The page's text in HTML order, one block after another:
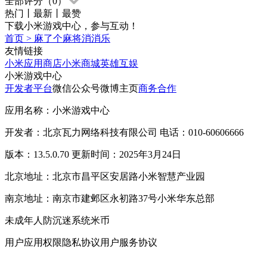
热门
最新
最赞
下载小米游戏中心，参与互动！
首页 > 麻了个麻将消消乐
友情链接
小米应用商店小米商城英雄互娱
小米游戏中心
开发者平台微信公众号微博主页商务合作
应用名称：小米游戏中心
开发者：北京瓦力网络科技有限公司 电话：010-60606666
版本：13.5.0.70 更新时间：2025年3月24日
北京地址：北京市昌平区安居路小米智慧产业园
南京地址：南京市建邺区永初路37号小米华东总部
未成年人防沉迷系统米币
用户应用权限隐私协议用户服务协议